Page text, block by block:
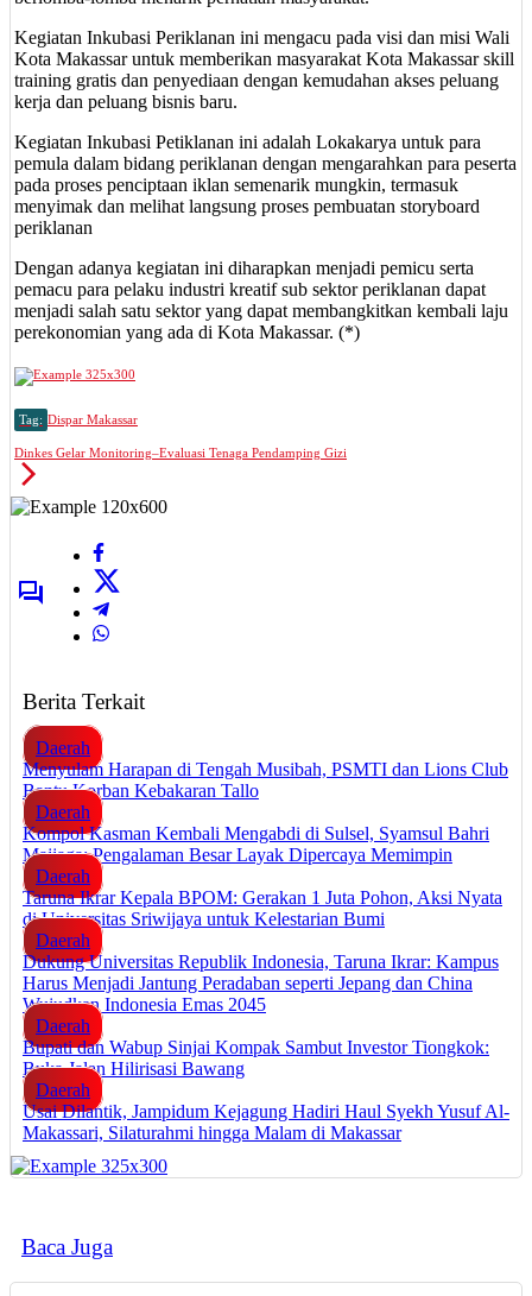
Kegiatan Inkubasi Periklanan ini mengacu pada visi dan misi Wali
Kota Makassar untuk memberikan masyarakat Kota Makassar skill
training gratis dan penyediaan dengan kemudahan akses peluang
kerja dan peluang bisnis baru.
Kegiatan Inkubasi Petiklanan ini adalah Lokakarya untuk para
pemula dalam bidang periklanan dengan mengarahkan para peserta
pada proses penciptaan iklan semenarik mungkin, termasuk
menyimak dan melihat langsung proses pembuatan storyboard
periklanan
Dengan adanya kegiatan ini diharapkan menjadi pemicu serta
pemacu para pelaku industri kreatif sub sektor periklanan dapat
menjadi salah satu sektor yang dapat membangkitkan kembali laju
perekonomian yang ada di Kota Makassar. (*)
Tag: Dispar Makassar
Dinkes Gelar Monitoring–Evaluasi Tenaga Pendamping Gizi
Berita Terkait
Daerah
Menyulam Harapan di Tengah Musibah, PSMTI dan Lions Club
Bantu Korban Kebakaran Tallo
Daerah
Kompol Kasman Kembali Mengabdi di Sulsel, Syamsul Bahri
Majjaga: Pengalaman Besar Layak Dipercaya Memimpin
Daerah
Taruna Ikrar Kepala BPOM: Gerakan 1 Juta Pohon, Aksi Nyata
di Universitas Sriwijaya untuk Kelestarian Bumi
Daerah
Dukung Universitas Republik Indonesia, Taruna Ikrar: Kampus
Harus Menjadi Jantung Peradaban seperti Jepang dan China
Wujudkan Indonesia Emas 2045
Daerah
Bupati dan Wabup Sinjai Kompak Sambut Investor Tiongkok:
Buka Jalan Hilirisasi Bawang
Daerah
Usai Dilantik, Jampidum Kejagung Hadiri Haul Syekh Yusuf Al-
Makassari, Silaturahmi hingga Malam di Makassar
Baca Juga